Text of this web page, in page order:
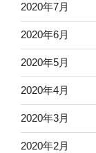
2020年7月
2020年6月
2020年5月
2020年4月
2020年3月
2020年2月